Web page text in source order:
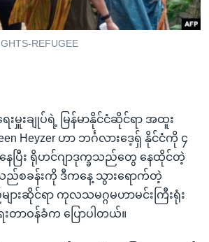
း
REFUGEE
မှူးချုပ်ရဲ့ မြန်မာနိုင်ငံဆိုင်ရာ အထူး
Heyzer ဟာ ဘင်္ဂလားဒေ့ရှ် နိုင်ငံကို ၄
ေပြီး ရိုဟင်ဂျာဒုက္ခသည်တွေ နေထိုင်တဲ့
ခသည်စခန်းကို ဒီကနေ့ သွားရောက်တဲ့
ျားဆိုင်ရာ ကုလသမဂ္ဂမဟာမင်းကြီးရုံး
ေးတာဝန်ခံက ပြောပါတယ်။